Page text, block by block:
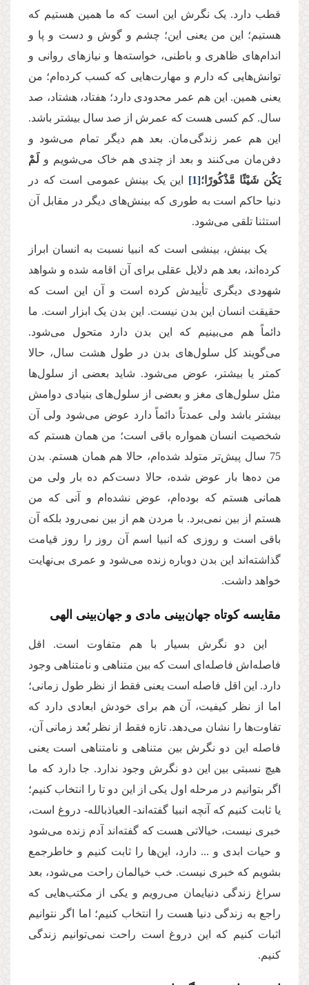
قطب دارد. یک نگرش این است که ما همین هستیم که
هستیم؛ این من یعنی این؛ چشم و گوش و دست و پا و
اندام‌های ظاهری و باطنی، خواسته‌ها و نیازهای روانی و
توانش‌‌هایی که دارم و مهارت‌هایی که کسب کرده‌ام؛ من
یعنی همین. این هم عمر محدودی دارد؛ هفتاد، هشتاد، صد
سال. کم کسی هست که عمرش از صد سال بیشتر باشد.
این هم عمر زندگی‌مان. بعد هم دیگر تمام می‌شود و
دفن‌مان می‌کنند و بعد از چندی هم خاک می‌شویم و لَمْ
يَكُن شَيْئًا مَّذْكُورًا؛[1]
این یک بینش عمومی است که در
دنیا حاکم است به طوری که بینش‌های دیگر در مقابل آن
استثنا تلقی می‌شود.
یک بینش، بینشی است که انبیا نسبت به انسان ابراز
کرده‌اند، بعد هم دلایل عقلی برای آن اقامه شده و شواهد
شهودی دیگری تأییدش کرده است و آن این است که
حقیقت انسان این بدن نیست. این بدن یک ابزار است. ما
دائماً هم می‌بینیم که این بدن دارد متحول می‌شود.
می‌گویند کل سلول‌های بدن در طول هشت سال، حالا
کمتر یا بیشتر، عوض می‌شود. شاید بعضی از سلول‌ها
مثل سلول‌های مغز و بعضی از سلول‌های بنیادی دوامش
بیشتر باشد ولی عمدتاً دائماً دارد عوض می‌شود ولی آن
شخصیت انسان همواره باقی است؛ من همان هستم که
75 سال پیش‌تر متولد شده‌ام، حالا هم همان هستم. بدن
من ده‌ها بار عوض شده، حالا دست‌کم ده بار ولی من
همانی هستم که بوده‌ام، عوض نشده‌ام و آنی که من
هستم از بین نمی‌برد. با مردن هم از بین نمی‌رود بلکه آن
باقی است و روزی که انبیا اسم آن روز را روز قیامت
گذاشته‌اند این بدن دوباره زنده می‌شود و عمری بی‌نهایت
خواهد داشت.
مقایسه كوتاه جهان‌بینی مادی و جهان‌بینی الهی
این دو نگرش بسیار با هم متفاوت است. اقل
فاصله‌اش فاصله‌ای است که بین متناهی و نامتناهی وجود
دارد. این اقل فاصله است یعنی فقط از نظر طول زمانی؛
اما از نظر کیفیت، آن هم برای خودش ابعادی دارد که
تفاوت‌ها را نشان می‌دهد. تازه فقط از نظر بُعد زمانی آن،
فاصله این دو نگرش بین متناهی و نامتناهی است یعنی
هیچ نسبتی بین این دو نگرش وجود ندارد. جا دارد که ما
اگر بتوانیم در مرحله اول یکی از این دو تا را انتخاب کنیم؛
یا ثابت کنیم که آنچه انبیا گفته‌اند- العیاذبالله- دروغ است،
خبری نیست، خیالاتی هست که گفته‌اند آدم زنده می‌شود
و حیات ابدی و ... دارد، این‌ها را ثابت کنیم و خاطرجمع
بشویم که خبری نیست. خب خیالمان راحت می‌شود، بعد
سراغ زندگی دنیایمان می‌رویم و یکی از مکتب‌هایی که
راجع به زندگی دنیا هست را انتخاب کنیم؛ اما اگر نتوانیم
اثبات کنیم که این دروغ است راحت نمی‌توانیم زندگی
کنیم.